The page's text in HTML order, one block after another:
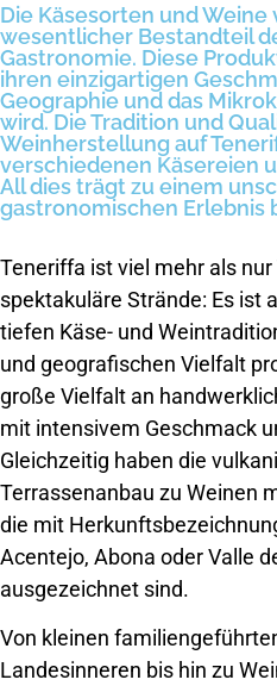
Die Käsesorten und Weine
wesentlicher Bestandteil
Gastronomie. Diese
ihren einzigartigen
Geographie und das
wird. Die Tradition und
Weinherstellung auf
verschiedenen Käsereien
All dies trägt zu einem
gastronomischen Erlebnis
Teneriffa ist viel mehr als
spektakuläre Strände: Es ist
tiefen Käse- und
und geografischen Vielfalt
große Vielfalt an
mit intensivem Geschmack
Gleichzeitig haben die
Terrassenanbau zu Weinen
die mit
Acentejo, Abona oder Valle
ausgezeichnet sind.
Von kleinen
Landesinneren bis hin zu